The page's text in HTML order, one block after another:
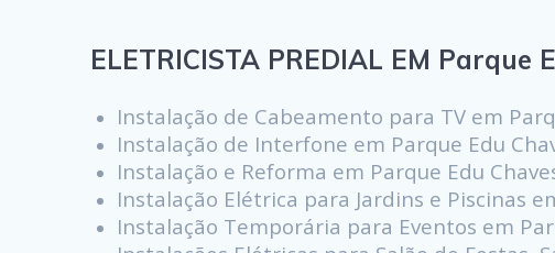
ELETRICISTA PREDIAL EM Parque
Instalação de Cabeamento para TV em
Instalação de Interfone em Parque Edu
Instalação e Reforma em Parque Edu
Instalação Elétrica para Jardins e Piscinas
Instalação Temporária para Eventos em